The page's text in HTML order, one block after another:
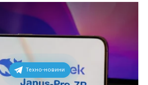
Техно-новини